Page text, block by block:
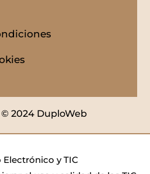
2024 DuploWeb
y TIC